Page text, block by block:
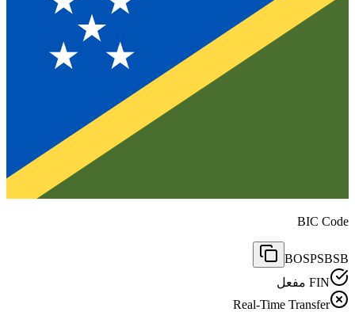
BIC Code
BOSPSBSB
FIN مفعل
Real-Time Transfer